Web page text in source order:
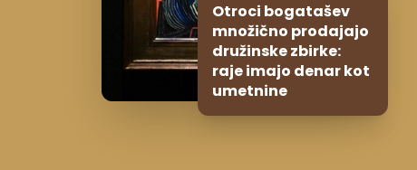
Otroci bogatašev
množično prodajajo
družinske zbirke:
raje imajo denar kot
umetnine